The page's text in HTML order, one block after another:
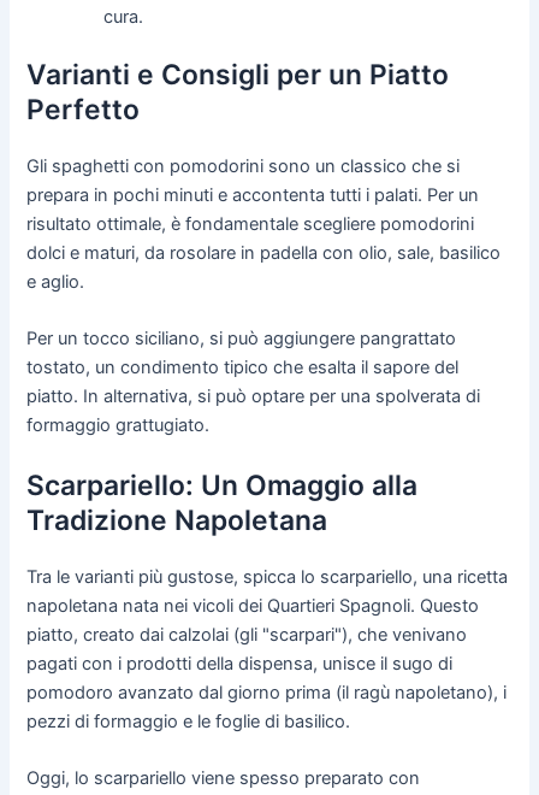
cura.
Varianti e Consigli per un Piatto
Perfetto
Gli spaghetti con pomodorini sono un classico che si
prepara in pochi minuti e accontenta tutti i palati. Per un
risultato ottimale, è fondamentale scegliere pomodorini
dolci e maturi, da rosolare in padella con olio, sale, basilico
e aglio.
Per un tocco siciliano, si può aggiungere pangrattato
tostato, un condimento tipico che esalta il sapore del
piatto. In alternativa, si può optare per una spolverata di
formaggio grattugiato.
Scarpariello: Un Omaggio alla
Tradizione Napoletana
Tra le varianti più gustose, spicca lo scarpariello, una ricetta
napoletana nata nei vicoli dei Quartieri Spagnoli. Questo
piatto, creato dai calzolai (gli "scarpari"), che venivano
pagati con i prodotti della dispensa, unisce il sugo di
pomodoro avanzato dal giorno prima (il ragù napoletano), i
pezzi di formaggio e le foglie di basilico.
Oggi, lo scarpariello viene spesso preparato con